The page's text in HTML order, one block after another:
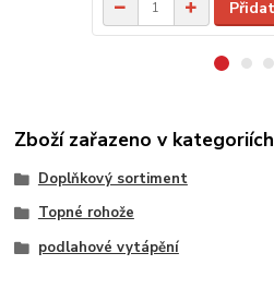
Zboží zařazeno v kategoriích
Doplňkový sortiment
Topné rohože
podlahové vytápění